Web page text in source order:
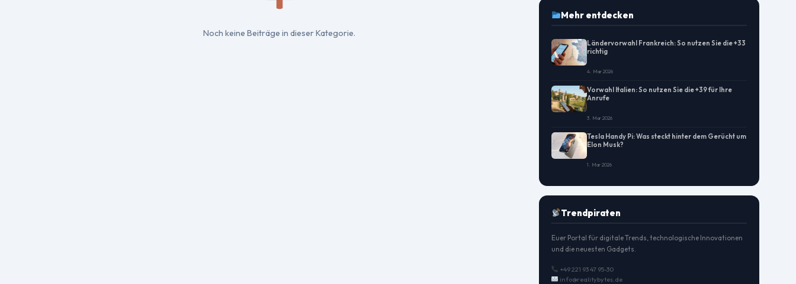
Noch keine Beiträge in dieser Kategorie.
Mehr entdecken
Ländervorwahl Frankreich: So nutzen Sie die +33
richtig
4. Mar 2026
Vorwahl Italien: So nutzen Sie die +39 für Ihre
Anrufe
3. Mar 2026
Tesla Handy Pi: Was steckt hinter dem Gerücht um
Elon Musk?
1. Mar 2026
Trendpiraten
Euer Portal für digitale Trends, technologische Innovationen
und die neuesten Gadgets.
+49 221 93 47 95-30
info@realitybytes.de